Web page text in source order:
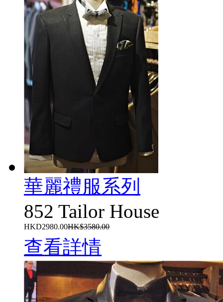
華麗禮服系列
852 Tailor House
HKD2980.00HK$3580.00
查看詳情